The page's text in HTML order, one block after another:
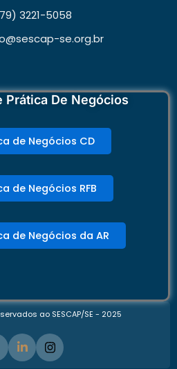
3221-5058
se.org.br
Prática De Negócios
de Negócios CD
de Negócios RFB
de Negócios da AR
ao SESCAP/SE - 2025